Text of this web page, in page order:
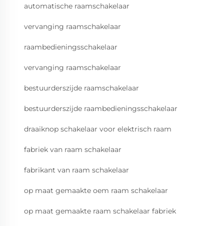
automatische raamschakelaar
vervanging raamschakelaar
raambedieningsschakelaar
vervanging raamschakelaar
bestuurderszijde raamschakelaar
bestuurderszijde raambedieningsschakelaar
draaiknop schakelaar voor elektrisch raam
fabriek van raam schakelaar
fabrikant van raam schakelaar
op maat gemaakte oem raam schakelaar
op maat gemaakte raam schakelaar fabriek